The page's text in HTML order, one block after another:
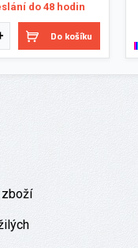
do 48 hodin
Do košíku
zboží